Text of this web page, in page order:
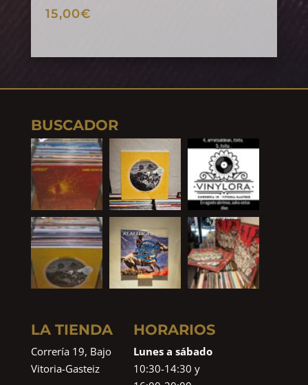
15,00€
BUSCADOR
LA TIENDA
Correría 19, Bajo
Vitoria-Gasteiz
HORARIOS
Lunes a sábado
10:30-14:30 y